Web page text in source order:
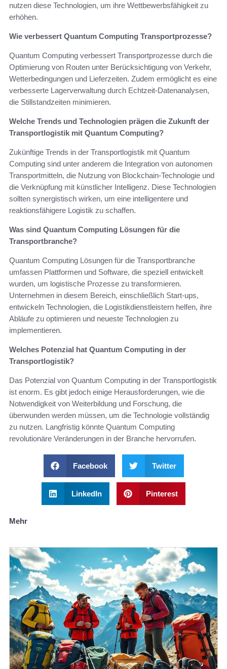
nutzen diese Technologien, um ihre Wettbewerbsfähigkeit zu
erhöhen.
Wie verbessert Quantum Computing Transportprozesse?
Quantum Computing verbessert Transportprozesse durch die
Optimierung von Routen unter Berücksichtigung von Verkehr,
Wetterbedingungen und Lieferzeiten. Zudem ermöglicht es eine
verbesserte Lagerverwaltung durch Echtzeit-Datenanalysen,
die Stillstandzeiten minimieren.
Welche Trends und Technologien prägen die Zukunft der
Transportlogistik mit Quantum Computing?
Zukünftige Trends in der Transportlogistik mit Quantum
Computing sind unter anderem die Integration von autonomen
Transportmitteln, die Nutzung von Blockchain-Technologie und
die Verknüpfung mit künstlicher Intelligenz. Diese Technologien
sollten synergistisch wirken, um eine intelligentere und
reaktionsfähigere Logistik zu schaffen.
Was sind Quantum Computing Lösungen für die
Transportbranche?
Quantum Computing Lösungen für die Transportbranche
umfassen Plattformen und Software, die speziell entwickelt
wurden, um logistische Prozesse zu transformieren.
Unternehmen in diesem Bereich, einschließlich Start-ups,
entwickeln Technologien, die Logistikdienstleistern helfen, ihre
Abläufe zu optimieren und neueste Technologien zu
implementieren.
Welches Potenzial hat Quantum Computing in der
Transportlogistik?
Das Potenzial von Quantum Computing in der Transportlogistik
ist enorm. Es gibt jedoch einige Herausforderungen, wie die
Notwendigkeit von Weiterbildung und Forschung, die
überwunden werden müssen, um die Technologie vollständig
zu nutzen. Langfristig könnte Quantum Computing
revolutionäre Veränderungen in der Branche hervorrufen.
Facebook Twitter
LinkedIn Pinterest
Mehr